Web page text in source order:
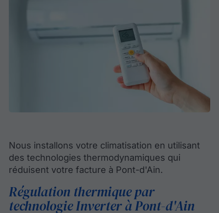
Nous installons votre climatisation en utilisant
des technologies thermodynamiques qui
réduisent votre facture à Pont-d'Ain.
Régulation thermique par
technologie Inverter à Pont-d'Ain